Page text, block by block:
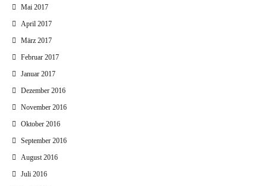
Mai 2017
April 2017
März 2017
Februar 2017
Januar 2017
Dezember 2016
November 2016
Oktober 2016
September 2016
August 2016
Juli 2016